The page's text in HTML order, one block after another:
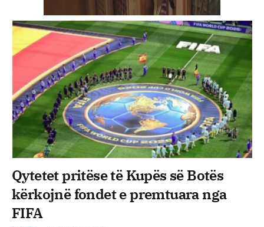
Qytetet pritëse të Kupës së Botës
kërkojnë fondet e premtuara nga
FIFA